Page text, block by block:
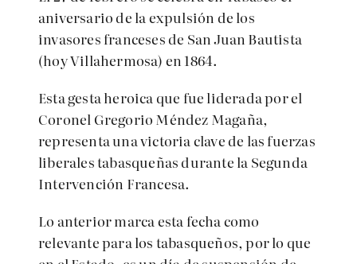
aniversario de la expulsión de los
invasores franceses de San Juan Bautista
(hoy Villahermosa) en 1864.
Esta gesta heroica que fue liderada por el
Coronel Gregorio Méndez Magaña,
representa una victoria clave de las fuerzas
liberales tabasqueñas durante la Segunda
Intervención Francesa.
Lo anterior marca esta fecha como
relevante para los tabasqueños, por lo que